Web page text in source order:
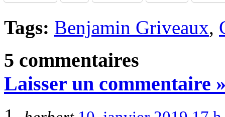
Tags: Benjamin Griveaux,
5 commentaires
Laisser un commentaire